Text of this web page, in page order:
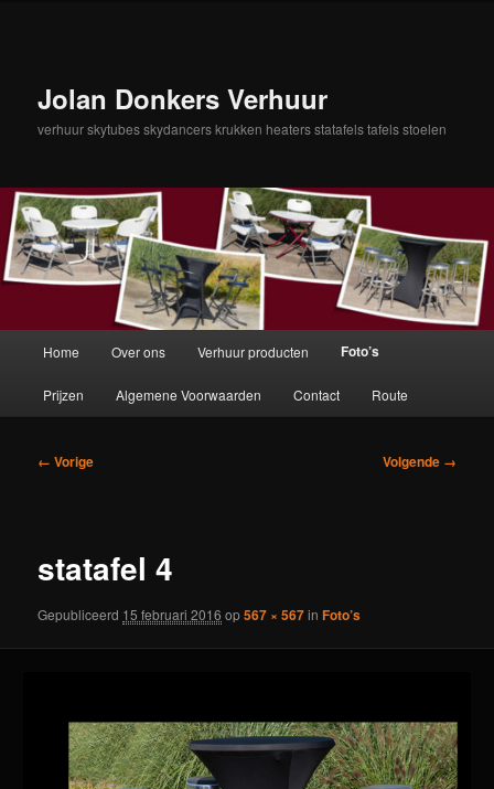
inhoudJolan Donkers Verhuur
verhuur skytubes skydancers krukken heaters statafels tafels stoelen
Home Over ons Verhuur producten Foto’s
Prijzen Algemene Voorwaarden Contact Route
Afbeeldingsnavigatie
← Vorige Volgende →
statafel 4
Gepubliceerd 15 februari 2016 op567 × 567inFoto’s